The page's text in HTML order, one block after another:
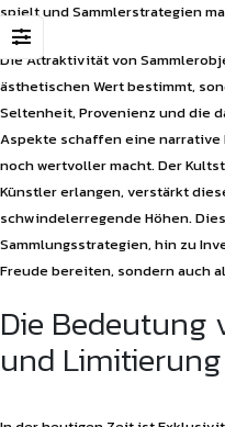
spielt und Sammlerstrategien
Die Attraktivität von
ästhetischen Wert bestimmt,
Seltenheit, Provenienz und die
Aspekte schaffen eine narrative
noch wertvoller macht. Der
Künstler erlangen, verstärkt
schwindelerregende Höhen.
Sammlungsstrategien, hin zu
Freude bereiten, sondern auch
Die Bedeutung
und